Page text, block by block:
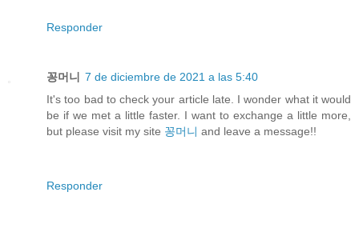
Responder
꽁머니
7 de diciembre de 2021 a las 5:40
It's too bad to check your article late. I wonder what it would
be if we met a little faster. I want to exchange a little more,
but please visit my site 꽁머니 and leave a message!!
Responder